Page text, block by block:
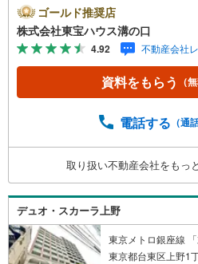
い！●10:00～21:00はお電話
す。【Yahoo！ 不動産キャ
を成約するとPayPayポイン
物件ご成約キャンペーン」
らう」「見学予約をする
い。※必ずYahoo！
客様からのお言葉に感謝し
らまずは、お気軽に東宝ハ
か？何も決まっていなくて
聞かせ下さい！未来の「不
カレンダー」もご来店時に
もお客様のお問合せをお待
ゴールド推奨店
株式会社東宝ハウス溝の口
4.92 不動産会社
資料をもらう （
電話する （通
取り扱い不動産会社をもっ
デュオ・スカーラ上野
東京メトロ銀座線
東京都台東区上野1